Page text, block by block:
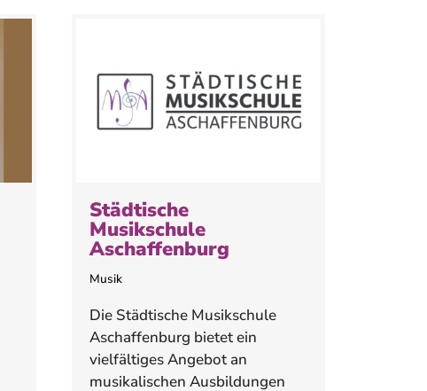
Städtische
Musikschule
Aschaffenburg
Musik
Die Städtische Musikschule
Aschaffenburg bietet ein
vielfältiges Angebot an
musikalischen Ausbildungen